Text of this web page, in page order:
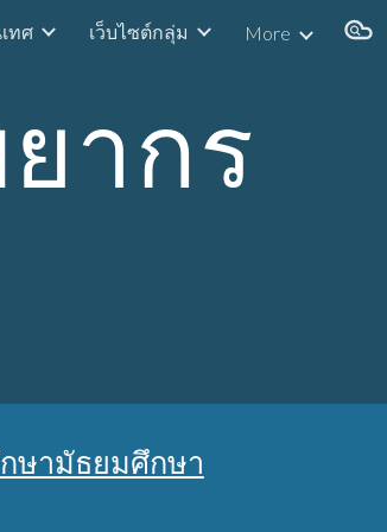
ทศ เว็บไซต์กลุ่ม More
ากร
ษามัธยมศึกษา